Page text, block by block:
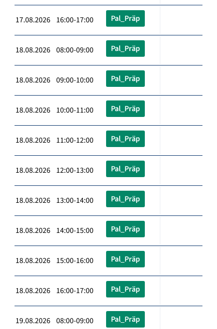
17.08.2026 16:00-17:00 Pal_Präp
18.08.2026 08:00-09:00 Pal_Präp
18.08.2026 09:00-10:00 Pal_Präp
18.08.2026 10:00-11:00 Pal_Präp
18.08.2026 11:00-12:00 Pal_Präp
18.08.2026 12:00-13:00 Pal_Präp
18.08.2026 13:00-14:00 Pal_Präp
18.08.2026 14:00-15:00 Pal_Präp
18.08.2026 15:00-16:00 Pal_Präp
18.08.2026 16:00-17:00 Pal_Präp
19.08.2026 08:00-09:00 Pal_Präp